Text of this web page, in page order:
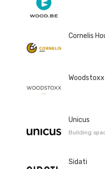
Cornelis
Woodstoxx
Unicus
Building
Sidati